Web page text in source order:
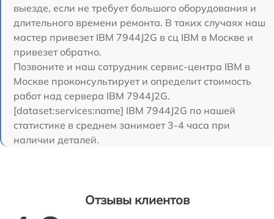
выезде, если не требует большого оборудования и
длительного времени ремонта. В таких случаях наш
мастер привезет IBM 7944J2G в сц IBM в Москве и
привезет обратно.
Позвоните и наш сотрудник сервис-центра IBM в
Москве проконсультирует и определит стоимость
работ над сервера IBM 7944J2G.
[dataset:services:name] IBM 7944J2G по нашей
статистике в среднем занимает 3-4 часа при
наличии деталей.
Отзывы клиентов